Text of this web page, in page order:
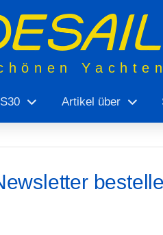
Yachten
S30 Artikel über